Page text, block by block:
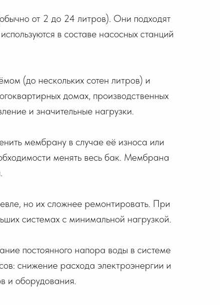
от 2 до 24 литров). Они подходят
в составе насосных станций
(до нескольких сотен литров) и
домах, производственных
и значительные нагрузки.
мембрану в случае её износа или
менять весь бак. Мембрана
но их сложнее ремонтировать. При
системах с минимальной нагрузкой.
постоянного напора воды в системе
снижение расхода электроэнергии и
и оборудования.